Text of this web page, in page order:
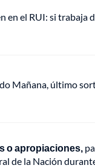
en el RUI: si trabaja
Mañana, último
o apropiaciones,
de la Nación